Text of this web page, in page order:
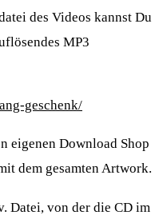
des Videos kannst Du
MP3
geschenk/
eigenen Download Shop
dem gesamten Artwork.
Datei, von der die CD im